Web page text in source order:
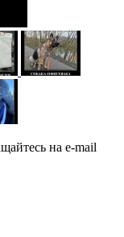
на e-mail